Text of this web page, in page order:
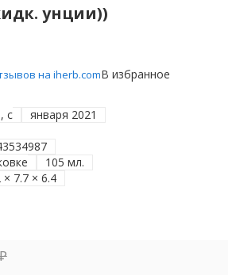
унции))
на iherb.comВ избранное
с
января 2021
105 мл.
× 7.7 × 6.4